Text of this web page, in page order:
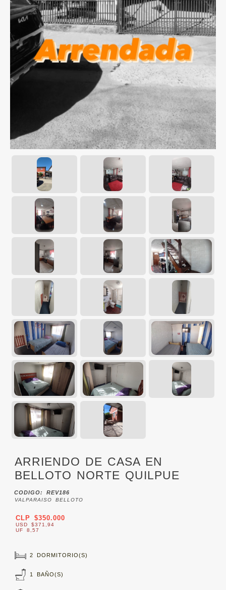
ARRIENDO DE CASA EN
BELLOTO NORTE QUILPUE
CODIGO: REV186
VALPARAISO BELLOTO
CLP $350.000
USD $371,94
UF 8,57
2 DORMITORIO(S)
1 BAÑO(S)